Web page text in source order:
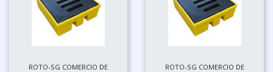
ROTO-SG COMERCIO DE
ROTO-SG COMERCIO DE